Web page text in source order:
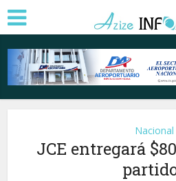
Nacional
JCE entregará